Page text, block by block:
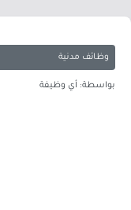
وظائف مدنية
بواسطة: أي وظيفة